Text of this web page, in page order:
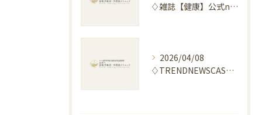
♢雑誌【健康】公式note “「麻辣湯」による胃腸の不調について”記事解説のお知らせ♢
2026/04/08
♢TRENDNEWSCASTERに取材協力しました♢